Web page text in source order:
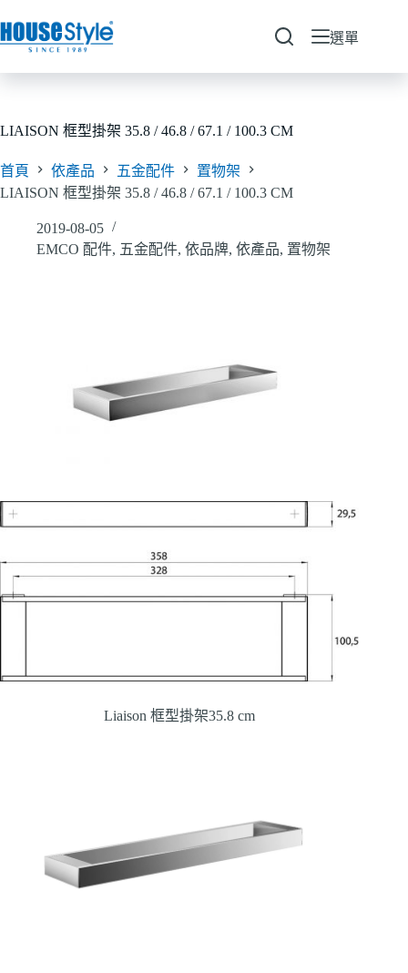
至
要
選單
LIAISON 框型掛架 35.8 / 46.8 / 67.1 / 100.3 CM
首頁 依產品 五金配件
置物架
LIAISON 框型掛架 35.8 / 46.8 / 67.1 / 100.3 CM
2019-08-05
EMCO 配件, 五金配件, 依品牌, 依產品, 置物架
Liaison 框型掛架35.8 cm